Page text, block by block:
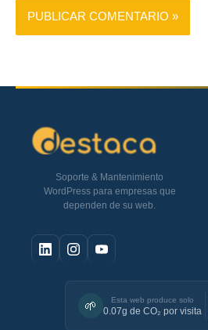
Soporte & Mantenimiento
WordPress para empresas que
dependen de su web.
🌱 Esta web produce solo
0.07g de CO₂ por visita